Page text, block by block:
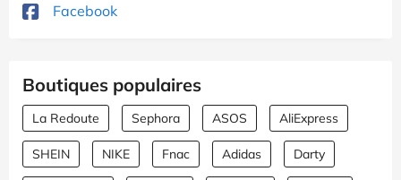
Facebook
Boutiques populaires
La Redoute Sephora ASOS AliExpress
SHEIN NIKE Fnac Adidas Darty